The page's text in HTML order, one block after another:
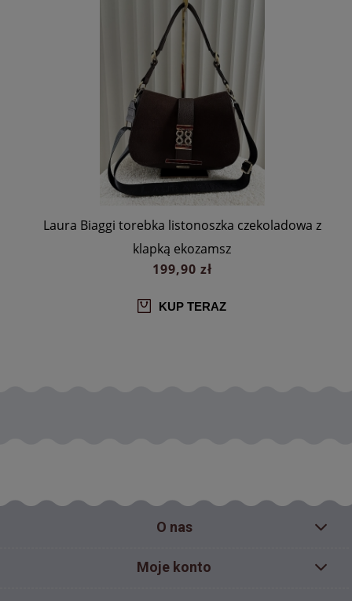
Laura Biaggi torebka listonoszka czekoladowa z
klapką ekozamsz
199,90 zł
KUP TERAZ
O nas
Moje konto